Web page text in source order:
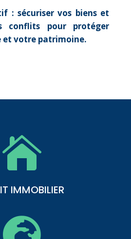
: sécuriser vos biens et
conflits pour protéger
votre patrimoine.

IMMOBILIER